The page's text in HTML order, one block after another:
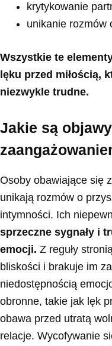
krytykowanie
unikanie rozmów
Wszystkie te
lęku przed miłością,
niezwykle trudne.
Jakie są
Osoby obawiające się
unikają rozmów o
intymności. Ich
sprzeczne sygnały i
emocji. Z reguły
bliskości i brakuje im
niedostępnością
obronne, takie jak lęk
obawa przed utratą
relacje. Wycofywanie